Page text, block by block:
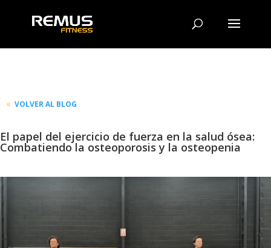
VOLVER AL BLOG
El papel del ejercicio de fuerza en la salud ósea:
Combatiendo la osteoporosis y la osteopenia